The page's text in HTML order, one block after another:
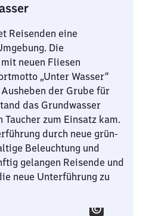
Reisenden eine
Die
neuen Fliesen
„Unter Wasser“
der Grube für
das Grundwasser
zum Einsatz kam.
durch neue grün-
Beleuchtung und
gelangen Reisende und
neue Unterführung zu